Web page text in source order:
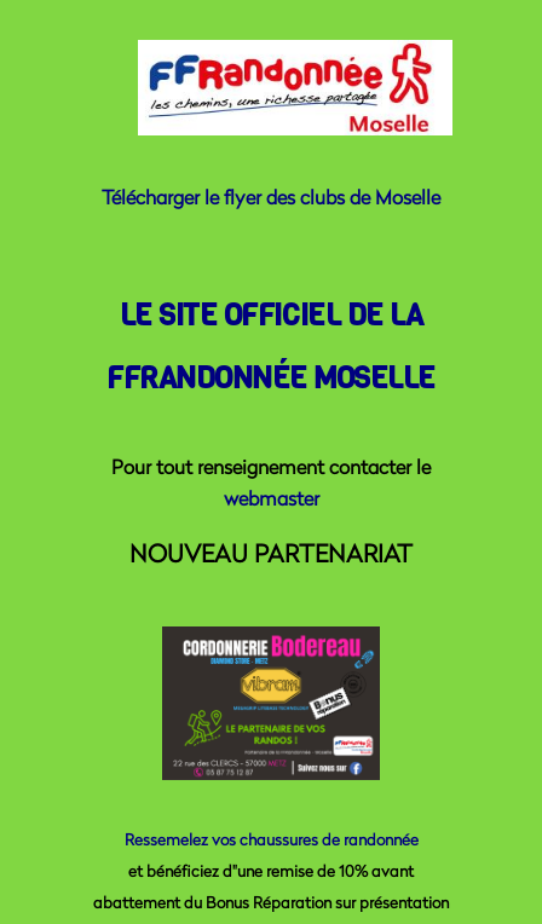
Télécharger le flyer des clubs de Moselle
LE SITE OFFICIEL DE LA
FFRANDONNÉE MOSELLE
Pour tout renseignement contacter le
webmaster
NOUVEAU PARTENARIAT
Ressemelez vos chaussures de randonnée
et bénéficiez d"une remise de 10% avant
abattement du Bonus Réparation sur présentation